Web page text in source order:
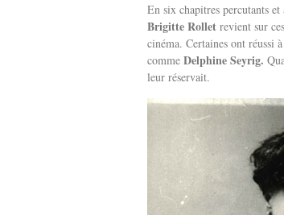
En six chapitres percutants
Brigitte Rollet revient sur
cinéma. Certaines ont réussi
comme Delphine Seyrig.
leur réservait.